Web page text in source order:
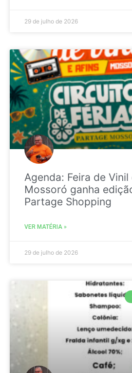
29 de julho de 2026
Agenda: Feira de
Mossoró ganha
Partage Shopping
VER MATÉRIA »
29 de julho de 2026